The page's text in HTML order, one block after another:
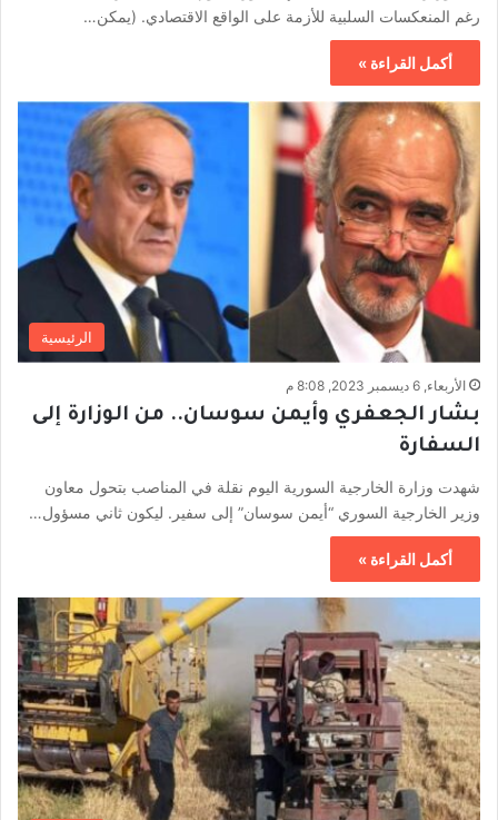
رغم المنعكسات السلبية للأزمة على الواقع الاقتصادي. (يمكن…
أكمل القراءة »
الرئيسية
الأربعاء, 6 ديسمبر 2023, 8:08 م
بشار الجعفري وأيمن سوسان.. من الوزارة إلى
السفارة
شهدت وزارة الخارجية السورية اليوم نقلة في المناصب بتحول معاون
وزير الخارجية السوري “أيمن سوسان” إلى سفير. ليكون ثاني مسؤول…
أكمل القراءة »